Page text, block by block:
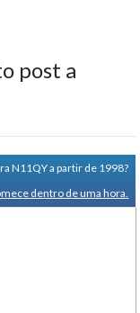
post a
N11QY a partir de 1998?
dentro de uma hora.